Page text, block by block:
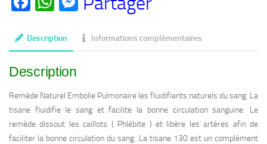
130:
Naturel
Description Informations complémentaires
Description
Remède Naturel Embolie Pulmonaire les fluidifiants naturels du sang. La
tisane fluidifie le sang et facilite la bonne circulation sanguine. Le
remède dissout les caillots ( Phlébite ) et libère les artères afin de
faciliter la bonne circulation du sang. La tisane 130 est un complément